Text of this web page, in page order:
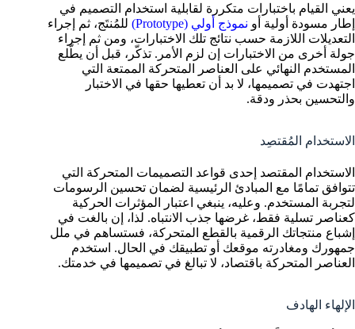
يعني القيام باختبارات متكررة لقابلية استخدام التصميم في
إطار مسودة أولية أو نموذج أولي (Prototype)
للمُنتَج، ثم إجراء
التعديلات اللازمة حسب نتائج تلك الاختبارات، ومن ثم إجراء
جولة أخرى من الاختبارات إن لزم الأمر. تذكّر، قبل أن يطّلع
المستخدم النهائي على العناصر المتحركة الممتعة التي
اجتهدت في تصميمها، لا بد أن تعطيها حقها في الاختبار
والتحسين بحذر ودقة.
الاستخدام المُقتصِد
الاستخدام المقتصد إحدى قواعد التصميمات المتحركة التي
تتوافق تمامًا مع المبادئ الرئيسية لضمان تحسين الرسومات
لتجربة المستخدم. وعليه، ينبغي اعتبار المؤثرات الحركية
كعناصر تسلية فقط، غرضها جذب الانتباه. لذا، إن بالغت في
إشباع منتجاتك الرقمية بالقطع المتحركة، فستساهم في ملل
جمهورك ومغادرته موقعك أو تطبيقك في الحال. استخدم
العناصر المتحركة باقتصاد، لا تبالغ في تصميمها في خدمتك.
الإلهاء الهادف